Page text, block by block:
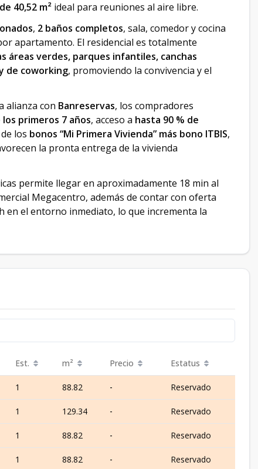
40,52 m² ideal para reuniones al aire libre.
, 2 baños completos, sala, comedor y cocina
apartamento. El residencial es totalmente
áreas verdes, parques infantiles, canchas
de coworking, promoviendo la convivencia y el
alianza con Banreservas, los compradores
primeros 7 años, acceso a hasta 90 % de
los bonos “Mi Primera Vivienda” más bono ITBIS,
la pronta entrega de la vivienda
permite llegar en aproximadamente 18 min al
Megacentro, además de contar con oferta
en el entorno inmediato, lo que incrementa la
Est. m² Precio Estatus
1 88.82 - Reservado
1 129.34 - Reservado
1 88.82 - Reservado
1 88.82 - Reservado